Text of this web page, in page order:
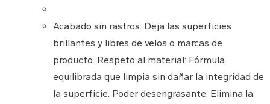
Acabado sin rastros: Deja las superficies
brillantes y libres de velos o marcas de
producto. Respeto al material: Fórmula
equilibrada que limpia sin dañar la integridad de
la superficie. Poder desengrasante: Elimina la